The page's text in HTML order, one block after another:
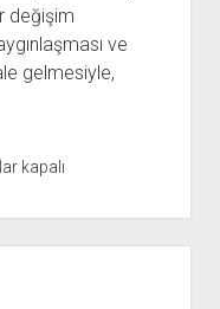
değişim
ve
gelmesiyle,
kapalı